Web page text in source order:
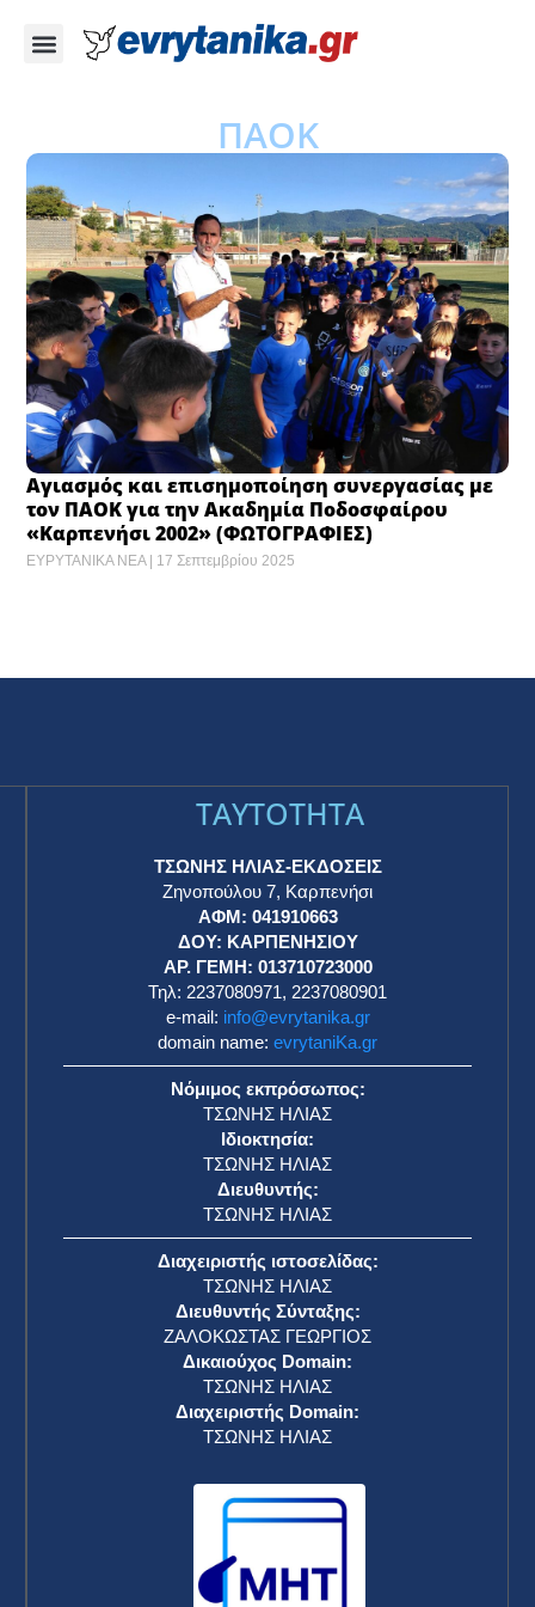
ΠΑΟΚ
Αγιασμός και επισημοποίηση συνεργασίας με
τον ΠΑΟΚ για την Ακαδημία Ποδοσφαίρου
«Καρπενήσι 2002» (ΦΩΤΟΓΡΑΦΙΕΣ)
ΕΥΡΥΤΑΝΙΚΑ ΝΕΑ 17 Σεπτεμβρίου 2025
TAYTOTHTA
ΤΣΩΝΗΣ ΗΛΙΑΣ-ΕΚΔΟΣΕΙΣ
Ζηνοπούλου 7, Καρπενήσι
ΑΦΜ: 041910663
ΔΟΥ: ΚΑΡΠΕΝΗΣΙΟΥ
ΑΡ. ΓΕΜΗ: 013710723000
Τηλ: 2237080971, 2237080901
e-mail: info@evrytanika.gr
domain name: evrytaniKa.gr
Νόμιμος εκπρόσωπος:
ΤΣΩΝΗΣ ΗΛΙΑΣ
Ιδιοκτησία:
ΤΣΩΝΗΣ ΗΛΙΑΣ
Διευθυντής:
ΤΣΩΝΗΣ ΗΛΙΑΣ
Διαχειριστής ιστοσελίδας:
ΤΣΩΝΗΣ ΗΛΙΑΣ
Διευθυντής Σύνταξης:
ΖΑΛΟΚΩΣΤΑΣ ΓΕΩΡΓΙΟΣ
Δικαιούχος Domain:
ΤΣΩΝΗΣ ΗΛΙΑΣ
Διαχειριστής Domain:
ΤΣΩΝΗΣ ΗΛΙΑΣ